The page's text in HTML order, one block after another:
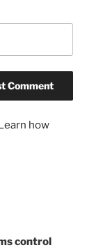
how
control